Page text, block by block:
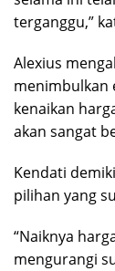
terganggu,”
Alexius
menimbulkan
kenaikan
akan sangat
Kendati
pilihan yang
“Naiknya
mengurangi